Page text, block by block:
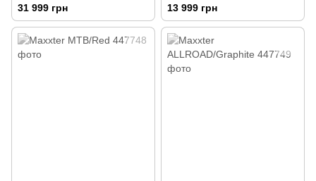
31 999 грн 13 999 грн